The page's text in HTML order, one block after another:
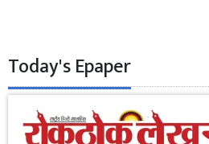
Today's Epaper